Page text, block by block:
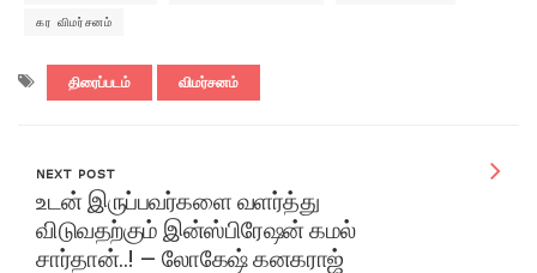
கர விமர்சனம்
திரைப்படம் விமர்சனம்
NEXT POST
உடன் இருப்பவர்களை வளர்த்து
விடுவதற்கும் இன்ஸ்பிரேஷன் கமல்
சார்தான்..! – லோகேஷ் கனகராஜ்